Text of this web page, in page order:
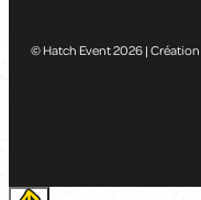
© Hatch Event 2026 | Création